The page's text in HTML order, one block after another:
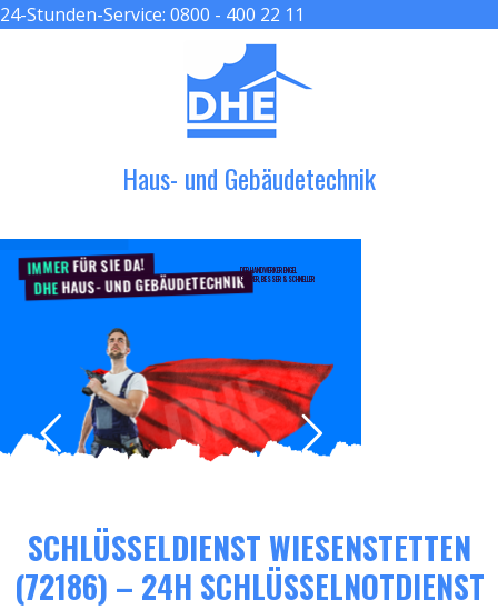
24-Stunden-Service: 0800 - 400 22 11
Haus- und Gebäudetechnik
IMMERFÜR SIE DA!
DHEHAUS- UND GEBÄUDETECHNIK
DER HANDWERKER ENGEL
GRÖßER, BESSER & SCHNELLER
SCHLÜSSELDIENST WIESENSTETTEN
(72186) – 24H SCHLÜSSELNOTDIENST